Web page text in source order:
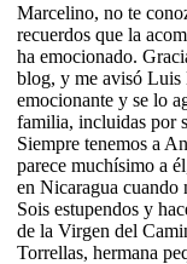
Marcelino, no te
recuerdos que la
ha emocionado.
blog, y me avisó Luis
emocionante y se lo
familia, incluidas por
Siempre tenemos a
parece muchísimo a
en Nicaragua cuando
Sois estupendos y
de la Virgen del
Torrellas, hermana